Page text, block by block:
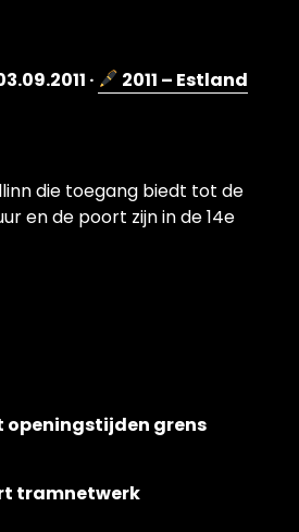
·
2011 – Estland
die toegang biedt tot de
en de poort zijn in de 14e
openingstijden grens
tramnetwerk